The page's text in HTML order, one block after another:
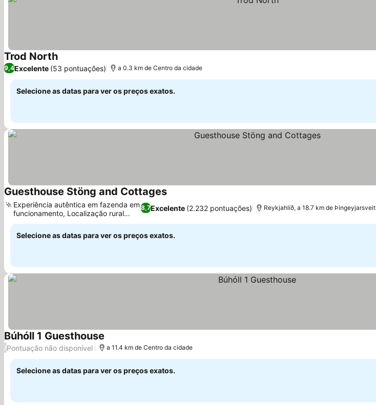
Trod North
9,4Excelente (53 pontuações) a 0.3 km de Centro da cidade
Selecione as datas para ver os preços exatos.
Guesthouse Stöng and Cottages
8,7Excelente (2.232 pontuações)
Experiência autêntica em fazenda em
funcionamento, Localização rural
isolada
Reykjahlíð, a 18.7 km de Þingeyjarsveit
Selecione as datas para ver os preços exatos.
Búhóll 1 Guesthouse
/Pontuação não disponível a 11.4 km de Centro da cidade
Selecione as datas para ver os preços exatos.